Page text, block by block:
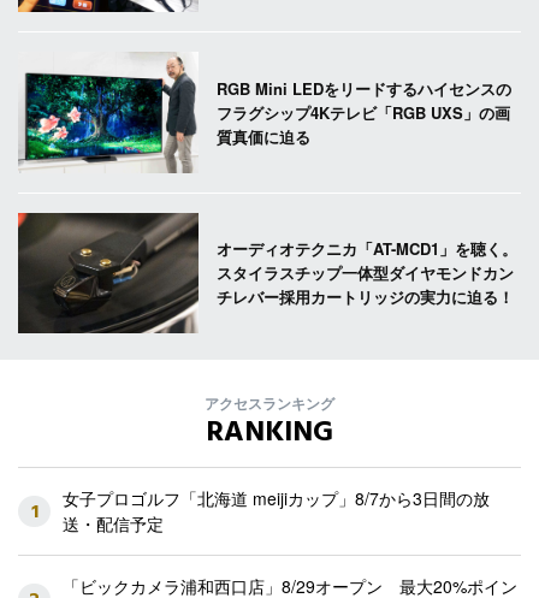
RGB Mini LEDをリードするハイセンスの
フラグシップ4Kテレビ「RGB UXS」の画
質真価に迫る
オーディオテクニカ「AT-MCD1」を聴く。
スタイラスチップ一体型ダイヤモンドカン
チレバー採用カートリッジの実力に迫る！
アクセスランキング
RANKING
1
女子プロゴルフ「北海道 meijiカップ」8/7から3日間の放
送・配信予定
「ビックカメラ浦和西口店」8/29オープン 最大20%ポイン